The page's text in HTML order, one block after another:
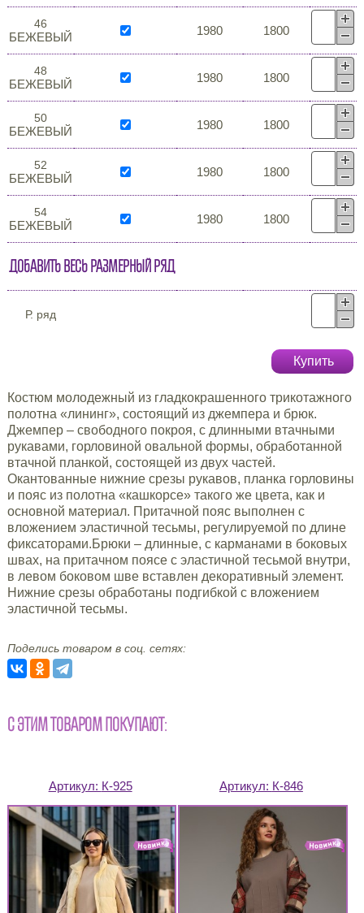
46
БЕЖЕВЫЙ 1980 1800
48
БЕЖЕВЫЙ 1980 1800
50
БЕЖЕВЫЙ 1980 1800
52
БЕЖЕВЫЙ 1980 1800
54
БЕЖЕВЫЙ 1980 1800
Добавить весь размерный ряд
Р. ряд
Купить
Костюм молодежный из гладкокрашенного трикотажного
полотна «лининг», состоящий из джемпера и брюк.
Джемпер – свободного покроя, с длинными втачными
рукавами, горловиной овальной формы, обработанной
втачной планкой, состоящей из двух частей.
Окантованные нижние срезы рукавов, планка горловины
и пояс из полотна «кашкорсе» такого же цвета, как и
основной материал. Притачной пояс выполнен с
вложением эластичной тесьмы, регулируемой по длине
фиксаторами.Брюки – длинные, с карманами в боковых
швах, на притачном поясе с эластичной тесьмой внутри,
в левом боковом шве вставлен декоративный элемент.
Нижние срезы обработаны подгибкой с вложением
эластичной тесьмы.
Поделись товаром в соц. сетях:
С ЭТИМ ТОВАРОМ ПОКУПАЮТ:
Артикул: К-925 Артикул: К-846